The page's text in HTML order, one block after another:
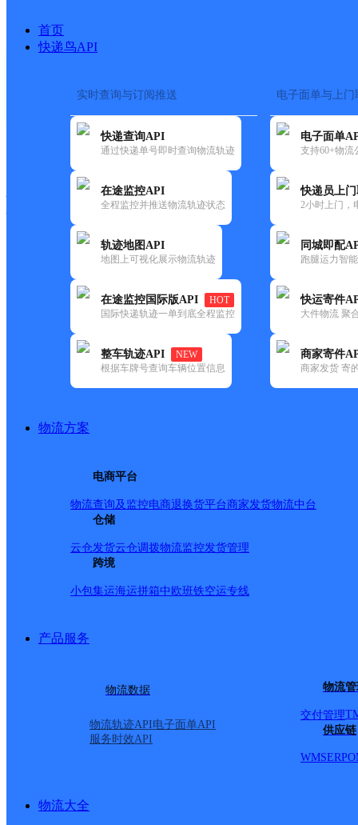
首页
快递鸟API
实时查询与订阅推送
快递查询API
通过快递单号即时查询物流轨迹
在途监控API
全程监控并推送物流轨迹状态
轨迹地图API
地图上可视化展示物流轨迹
在途监控国际版API
HOT
国际快递轨迹一单到底全程监控
整车轨迹API
NEW
根据车牌号查询车辆位置信息
电子面单与上门
电子面单
支持60+物流
快递员上
2小时上门，
同城即配
跑腿运力智
快运寄件
大件物流 聚
商家寄件
商家发货 寄
物流方案
电商平台
物流查询及监控电商退换货平台商家发货物流中台
仓储
云仓发货云仓调拨物流监控发货管理
跨境
小包集运海运拼箱中欧班铁空运专线
产品服务
物流数据
物流轨迹API电子面单API
服务时效API
物流
交付管理
供应链
WMSERP
物流大全
快运大全 快递时效
邮政
城建学院邮政所
更新时间：2021-12-03 00:00:00
所属快递：邮政国内
所属区域：云南省-昆明市-嵩明县
网点地址：嵩明县城建学院
网点负责人：